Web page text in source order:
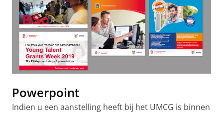
Powerpoint
Indien u een aanstelling heeft bij het UMCG is binnen